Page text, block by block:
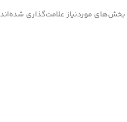
بخش‌های موردنیاز علامت‌گذاری شده‌اند